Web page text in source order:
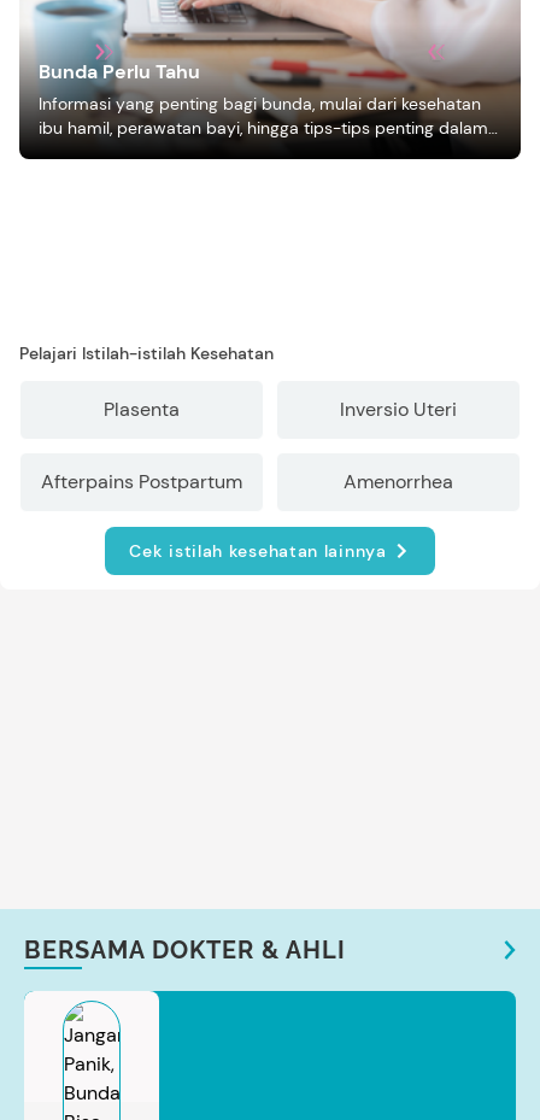
Bunda Perlu Tahu
Informasi yang penting bagi bunda, mulai dari kesehatan
ibu hamil, perawatan bayi, hingga tips-tips penting dalam
mengasuh anak
Pelajari Istilah-istilah Kesehatan
Plasenta Inversio Uteri
Afterpains Postpartum Amenorrhea
Cek istilah kesehatan lainnya
BERSAMA DOKTER & AHLI